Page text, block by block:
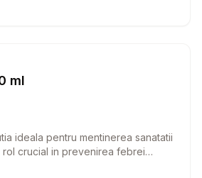
ml
ideala pentru mentinerea sanatatii
crucial in prevenirea febrei